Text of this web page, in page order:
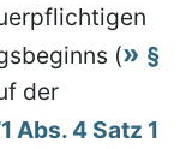
(
§
der
Abs. 4 Satz 1